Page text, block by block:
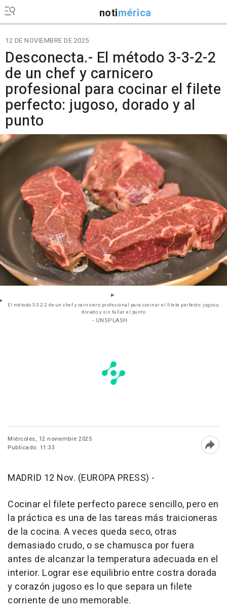
notimérica
12 DE NOVIEMBRE DE 2025
Desconecta.- El método 3-3-2-2
de un chef y carnicero
profesional para cocinar el filete
perfecto: jugoso, dorado y al
punto
El método 3-3-2-2 de un chef y carnicero profesional para cocinar el filete perfecto: jugoso,
dorado y sin fallar el punto
- UNSPLASH
Miércoles, 12 noviembre 2025
Publicado: 11:33
MADRID 12 Nov. (EUROPA PRESS) -
Cocinar el filete perfecto parece sencillo, pero en
la práctica es una de las tareas más traicioneras
de la cocina. A veces queda seco, otras
demasiado crudo, o se chamusca por fuera
antes de alcanzar la temperatura adecuada en el
interior. Lograr ese equilibrio entre costra dorada
y corazón jugoso es lo que separa un filete
corriente de uno memorable.